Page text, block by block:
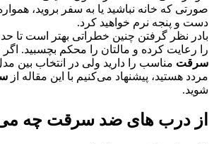
صورتی که خانه نباشید یا به سفر بروید،
دست و پنجه نرم خواهید کرد.
بادر نظر گرفتن چنین خطراتی بهتر است تا
را رعایت کرده و مالتان را محکم بچسبید.
سرقت مناسب را دارید ولی در انتخاب بین
مردد هستید، پیشنهاد می‌کنیم با این مقاله از
شوید.
از درب‌ های ضد سرقت چه